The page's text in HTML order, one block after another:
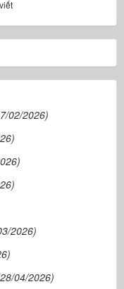
02/2026)
2026)
04/2026)